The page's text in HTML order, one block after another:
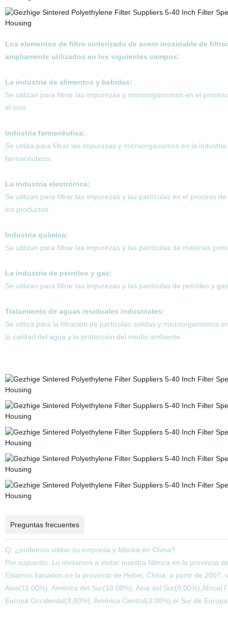
Los elementos de filtro sinterizado de acero inoxidable de
ampliamente utilizados en los siguientes campos:
La industria de alimentos y bebidas:
Se utilizan para filtrar las impurezas y microorganismos en el
el vino.
Industria farmacéutica:
Se utiliza para filtrar las impurezas y microorganismos en la
farmacéuticos.
La industria electrónica:
Se utilizan para filtrar las impurezas y las partículas en el proceso
los productos.
Industria química:
Se utilizan para filtrar las impurezas y las partículas de materias
La industria de petróleo y gas:
Se utilizan para filtrar las impurezas y las partículas de petróleo y
Tratamiento de aguas residuales industriales:
Se utiliza para la filtración de partículas sólidas y microorganismos
la calidad del agua y la protección del medio ambiente.
Preguntas frecuentes
Q: ¿podemos visitar su empresa y fábrica en China?
Por supuesto. Lo invitamos a visitar nuestra fábrica en la provincia
Estamos basados en la provincia de Hebei, China, a partir de
Asia(11.00%), América del Sur(10.00%), Asia del
Europa Occidental(3,00%), América Central(3,00%),el Sur de